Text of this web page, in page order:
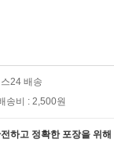
24 배송
송비 : 2,500원
하고 정확한 포장을 위